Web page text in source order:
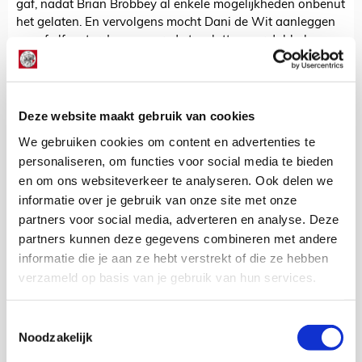
Deze website maakt gebruik van cookies
We gebruiken cookies om content en advertenties te
personaliseren, om functies voor social media te bieden
en om ons websiteverkeer te analyseren. Ook delen we
informatie over je gebruik van onze site met onze
partners voor social media, adverteren en analyse. Deze
partners kunnen deze gegevens combineren met andere
informatie die je aan ze hebt verstrekt of die ze hebben
verzameld op basis van je gebruik van hun services.
Noodzakelijk
gaf, nadat Brian Brobbey al enkele mogelijkheden onbenut
het gelaten. En vervolgens mocht Dani de Wit aanleggen
vanaf elf meter. Jensen zorgde tenslotte voor dubbele
cijfers, ook al pasten die niet op het scorebord. Brobbey
Ook al is het voor velen nog vakantie, het verschil tussen
de elf van de eerste en tweede helft was groot. De 'echte'
jonkies kregen een kans, aangevoerd door Perr Schuurs en
De Wit, net als enkele oudgedienden. Zo zagen we de
huurlingen Benjamin van Leer en Dennis Johnsen weer
eens tussen de lijnen verschijnen. Hopelijk genoten de
aanwezigen van dit duo, want het kan zomaar zijn dat we
die twee niet vaak meer terugzien in Ajaxshirt.
Kevin Van Nunen
Bekijk alle berichten van Kevin Van